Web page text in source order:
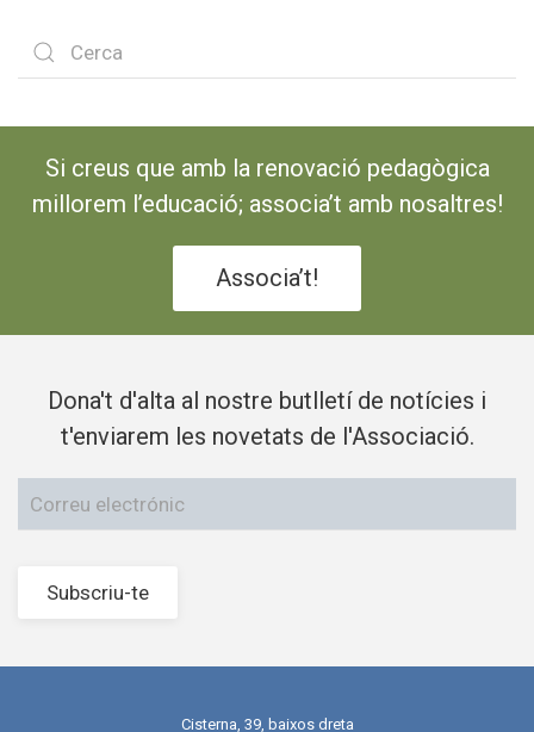
Si creus que amb la renovació pedagògica
millorem l’educació; associa’t amb nosaltres!
Associa’t!
Dona't d'alta al nostre butlletí de notícies i
t'enviarem les novetats de l'Associació.
Subscriu-te
Cisterna, 39, baixos dreta